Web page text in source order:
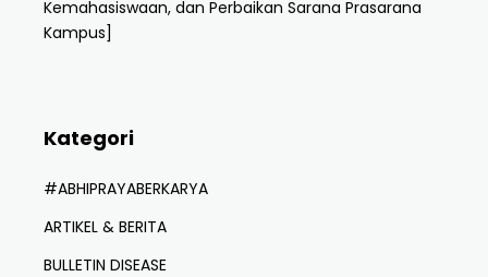
Kemahasiswaan, dan Perbaikan Sarana Prasarana
Kampus]
Kategori
#ABHIPRAYABERKARYA
ARTIKEL & BERITA
BULLETIN DISEASE